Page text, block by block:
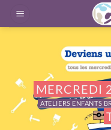
MERCREDI
ATELIERS ENFANTS